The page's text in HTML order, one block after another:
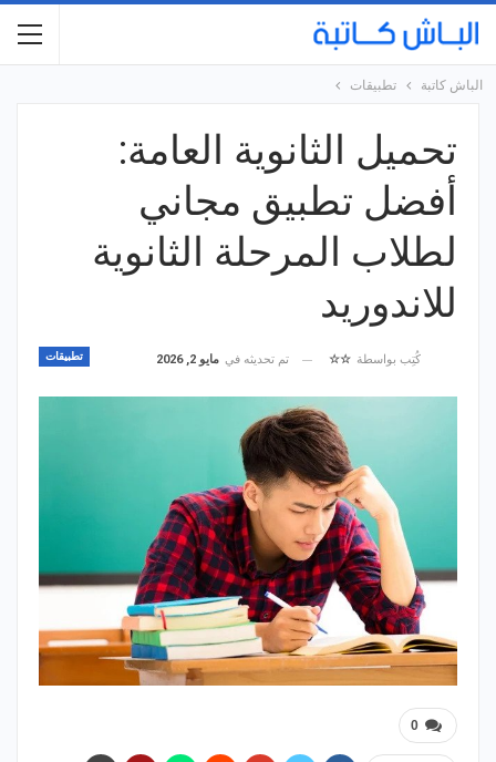
الباش كاتبة تطبيقات
تحميل الثانوية العامة:
أفضل تطبيق مجاني
لطلاب المرحلة الثانوية
للاندوريد
تطبيقات كُتِب بواسطة ☆☆ تم تحديثه في مايو 2, 2026
0